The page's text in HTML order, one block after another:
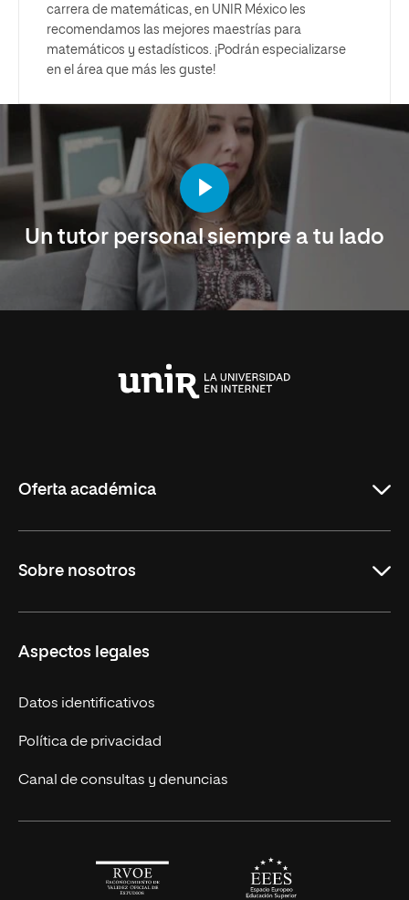
carrera de matemáticas, en UNIR México les
recomendamos las mejores maestrías para
matemáticos y estadísticos. ¡Podrán especializarse
en el área que más les guste!
Un tutor personal siempre a tu lado
Oferta académica
Licenciaturas en línea
Másteres Europeos
Cursos Europeos
Títulos Americanos
Alianza Newman
Sobre nosotros
Nuestros alumnos
Únete a nosotros
Actualidad
Solicita información
Aspectos legales
Datos identificativos
Política de privacidad
Canal de consultas y denuncias